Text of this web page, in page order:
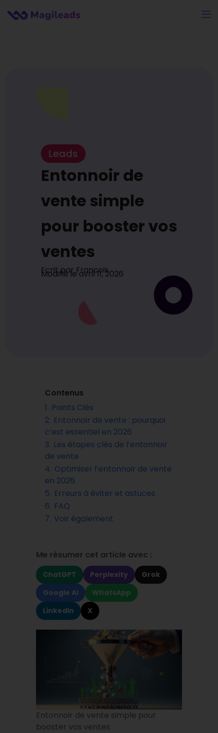
Leads
Entonnoir de
vente simple
pour booster vos
ventes
Ecrit parFrancois
Modifié le avril 11, 2026
Contenus
1. Points Clés
2. Entonnoir de vente : pourquoi
c’est essentiel en 2026
3. Les étapes clés de l’entonnoir
de vente
4. Optimiser l’entonnoir de vente
en 2026
5. Erreurs à éviter et astuces
6. FAQ
7. Voir également
Me résumer cet article avec :
ChatGPT Perplexity
Grok
Google AI
WhatsApp
LinkedIn
X
Entonnoir de vente simple pour
booster vos ventes